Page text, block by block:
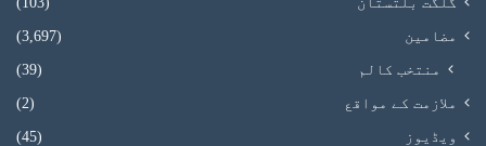
مضامین (3,697)
منتخب کالم (39)
ملازمت کے مواقع (2)
ویڈیوز (45)